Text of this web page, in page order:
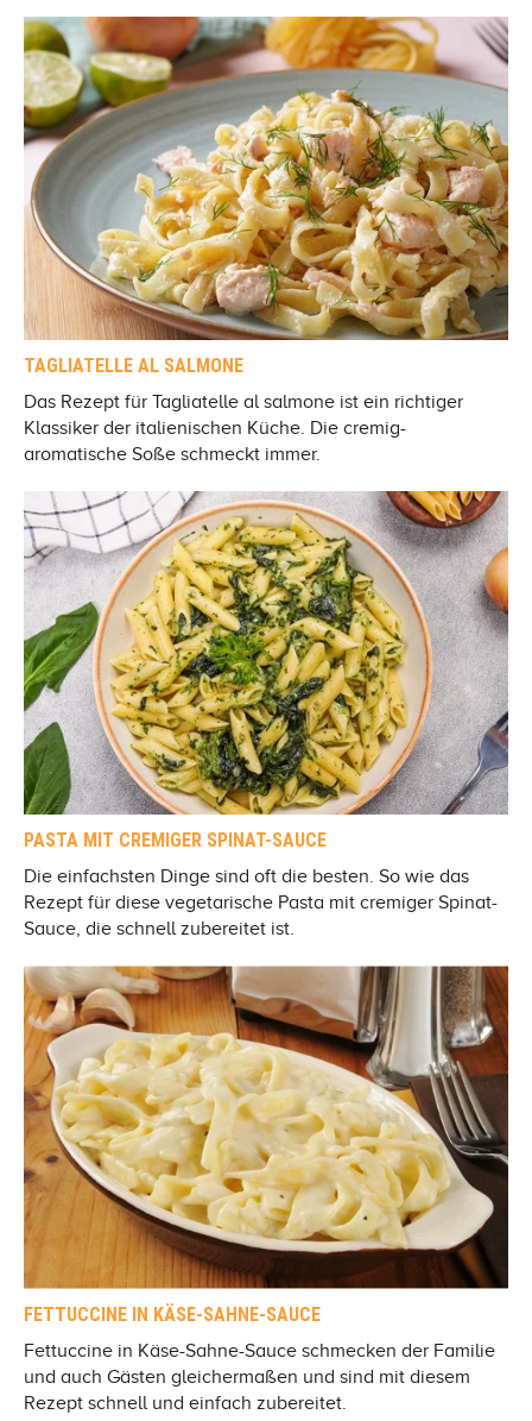
TAGLIATELLE AL SALMONE
Das Rezept für Tagliatelle al salmone ist ein richtiger
Klassiker der italienischen Küche. Die cremig-
aromatische Soße schmeckt immer.
PASTA MIT CREMIGER SPINAT-SAUCE
Die einfachsten Dinge sind oft die besten. So wie das
Rezept für diese vegetarische Pasta mit cremiger Spinat-
Sauce, die schnell zubereitet ist.
FETTUCCINE IN KÄSE-SAHNE-SAUCE
Fettuccine in Käse-Sahne-Sauce schmecken der Familie
und auch Gästen gleichermaßen und sind mit diesem
Rezept schnell und einfach zubereitet.